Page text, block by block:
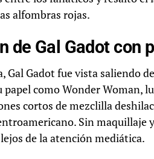
alfombras rojas.
de Gal Gadot con
Gal Gadot fue vista saliendo
como Wonder Woman,
cortos de mezclilla
Sin maquillaje
de la atención mediática.